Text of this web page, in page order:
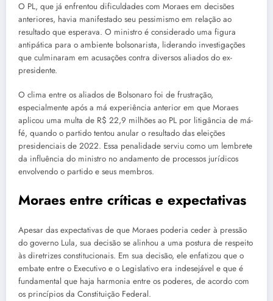
O PL, que já enfrentou dificuldades com Moraes em decisões
anteriores, havia manifestado seu pessimismo em relação ao
resultado que esperava. O ministro é considerado uma figura
antipática para o ambiente bolsonarista, liderando investigações
que culminaram em acusações contra diversos aliados do ex-
presidente.
O clima entre os aliados de Bolsonaro foi de frustração,
especialmente após a má experiência anterior em que Moraes
aplicou uma multa de R$ 22,9 milhões ao PL por litigância de má-
fé, quando o partido tentou anular o resultado das eleições
presidenciais de 2022. Essa penalidade serviu como um lembrete
da influência do ministro no andamento de processos jurídicos
envolvendo o partido e seus membros.
Moraes entre críticas e expectativas
Apesar das expectativas de que Moraes poderia ceder à pressão
do governo Lula, sua decisão se alinhou a uma postura de respeito
às diretrizes constitucionais. Em sua decisão, ele enfatizou que o
embate entre o Executivo e o Legislativo era indesejável e que é
fundamental que haja harmonia entre os poderes, de acordo com
os princípios da Constituição Federal.